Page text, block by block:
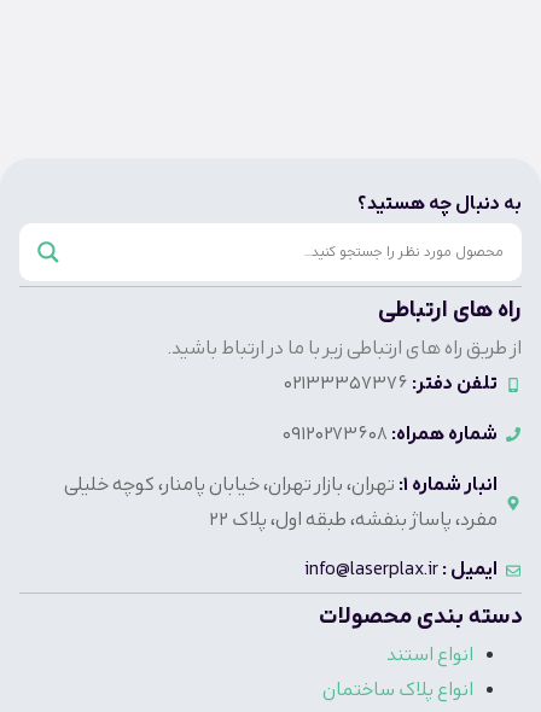
به دنبال چه هستید؟
راه های ارتباطی
از طریق راه های ارتباطی زیر با ما در ارتباط باشید.
تلفن دفتر: 02133357376
شماره همراه: 09120273608
انبار شماره 1:
تهران، بازار تهران، خیابان پامنار، کوچه خلیلی
مفرد، پاساژ بنفشه، طبقه اول، پلاک 22
ایمیل :info@laserplax.ir
دسته بندی محصولات
انواع استند
انواع پلاک ساختمان